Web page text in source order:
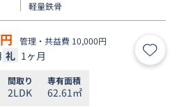
軽量鉄骨
管理・共益費 10,000円
礼 1ヶ月 お気
間取り
2LDK
専有面積
62.61㎡